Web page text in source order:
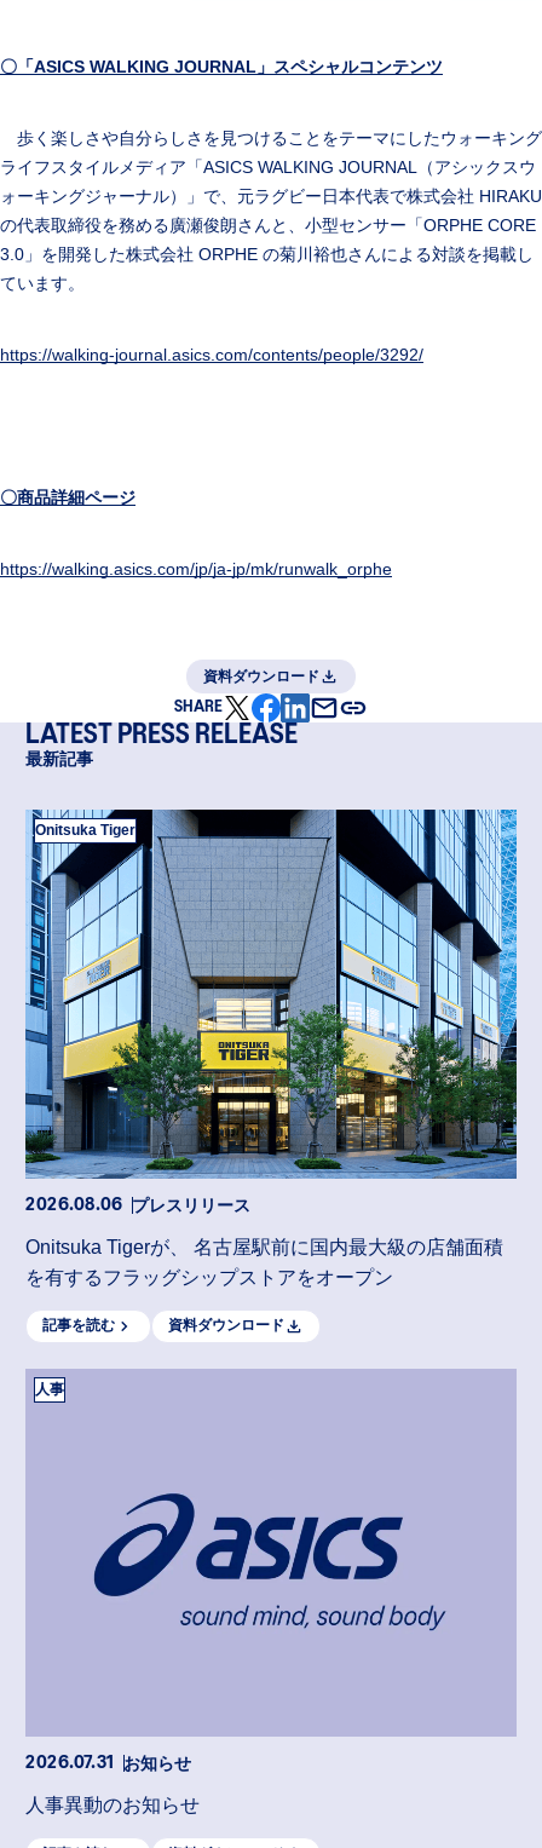
〇「ASICS WALKING JOURNAL」スペシャルコンテンツ
歩く楽しさや自分らしさを見つけることをテーマにしたウォーキング
ライフスタイルメディア「ASICS WALKING JOURNAL（アシックスウ
ォーキングジャーナル）」で、元ラグビー日本代表で株式会社 HIRAKU
の代表取締役を務める廣瀬俊朗さんと、小型センサー「ORPHE CORE
3.0」を開発した株式会社 ORPHE の菊川裕也さんによる対談を掲載し
ています。
https://walking-journal.asics.com/contents/people/3292/
〇商品詳細ページ
https://walking.asics.com/jp/ja-jp/mk/runwalk_orphe
資料ダウンロード
SHARE
LATEST PRESS RELEASE
最新記事
Onitsuka Tiger
2026.08.06 プレスリリース
Onitsuka Tigerが、 名古屋駅前に国内最大級の店舗面積
を有するフラッグシップストアをオープン
記事を読む 資料ダウンロード
人事
2026.07.31 お知らせ
人事異動のお知らせ